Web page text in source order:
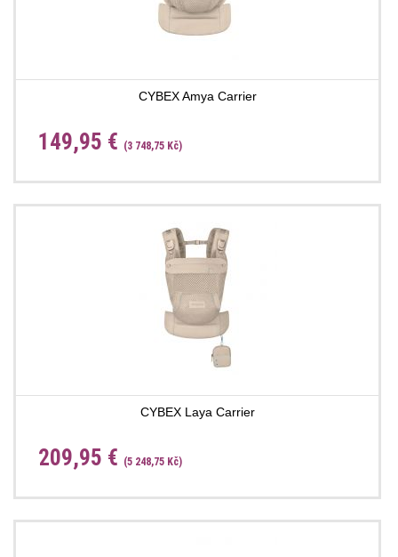
CYBEX Amya Carrier
149,95 € (3 748,75 Kč)
CYBEX Laya Carrier
209,95 € (5 248,75 Kč)